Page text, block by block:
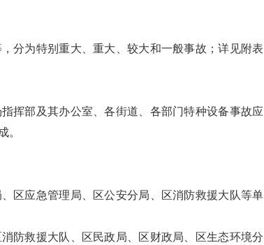
分为特别重大、重大、较大和一般事故；详见附表
挥部及其办公室、各街道、各部门特种设备事故应
。
区应急管理局、区公安分局、区消防救援大队等单
防救援大队、区民政局、区财政局、区生态环境分